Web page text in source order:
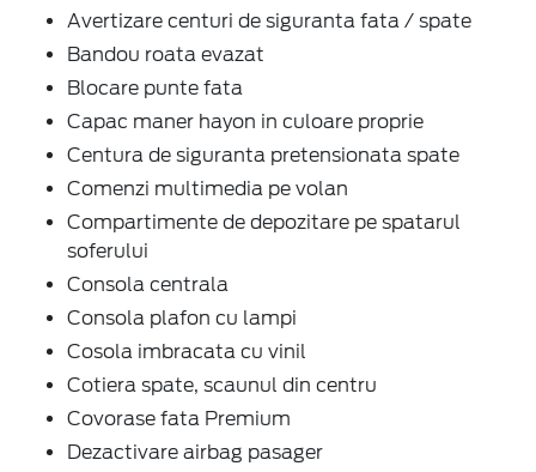
Avertizare centuri de siguranta fata / spate
Bandou roata evazat
Blocare punte fata
Capac maner hayon in culoare proprie
Centura de siguranta pretensionata spate
Comenzi multimedia pe volan
Compartimente de depozitare pe spatarul
soferului
Consola centrala
Consola plafon cu lampi
Cosola imbracata cu vinil
Cotiera spate, scaunul din centru
Covorase fata Premium
Dezactivare airbag pasager